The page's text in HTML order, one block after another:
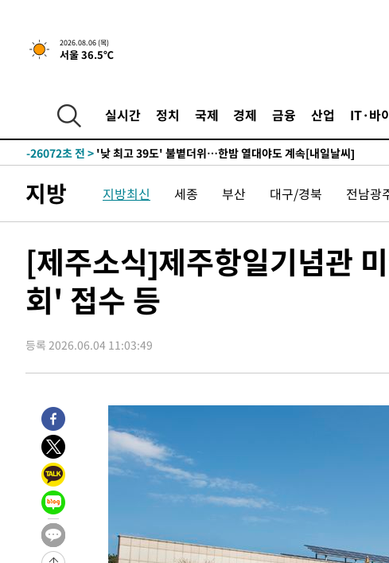
2026.08.06 (목)
서울 36.5℃
실시간 정치 국제 경제 금융 산업 IT·바
-2889초 전 >[속보]경찰, '홍명보 선임 논란' 대한축구협회·축구회관 등 압수수
-29092초 전 >[속보]합참 "北 발사체는 단거리탄도미사일…감시·경계태세 강
-27270초 전 >
[속보] SKT, 에이닷 서비스 장애 발생…"원인 파악 중"
-26676초 전 >
-26072초 전 > '낮 최고 39도' 불볕더위…한밤 열대야도 계속[내일날씨]
-25693초 전 >
"韓 외환시장 개입 관측 배경엔 美의 대한국 무역적자 있어"
-25520초 전 >'월드컵 탈락 후폭풍' 축구협회…초유의 압수수색에 '충격·당황'
-24922초 전 >[속보]종합특검, 대검 추가 압수수색…내란 중요임무종사 혐의
-21017초 전 >[속보]코스닥, 800p 회복…0.26% 오른 801.67 마감
-20947초 전 > [속보]코스피, 301.88포인트(4.58%) 내린 6296.38 마감
-18411초 전 >"여기 떨어졌다"…다누리, 스페이스X 로켓 달 충돌 흔적 포착
-15456초 전 >손흥민, 5경기 연속골 실패…LAFC는 승부차기 끝 과달라하라
-7694초 전 >
-7672초 전 >
"美간섭에 합의 지연"…트럼프, '이란 호르무즈 통제권' 수용할까
-4192초 전 >
[속보]산업장관 "李정부, 원전 반대 안해…안정 전력 위해 불가피"
-2889초 전 >
[속보]경찰, '홍명보 선임 논란' 대한축구협회·축구회관 등 압수수
-29092초 전 >
[속보]합참 "北 발사체는 단거리탄도미사일…감시·경계태세 강
화"
-28840초 전 >
日방위성, 北이 동해로 쏜 발사체는 탄도미사일 가능성
-27270초 전 >
[속보] SKT, 에이닷 서비스 장애 발생…"원인 파악 중"
지방 지방최신 세종 부산 대구/경북 전남광
[제주소식]제주항일기념관
회' 접수 등
등록 2026.06.04 11:03:49